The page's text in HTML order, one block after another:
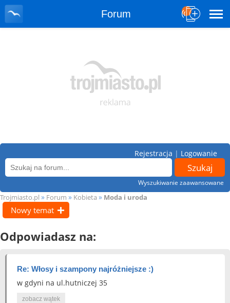
Forum
Wyszukiwanie zaawansowane
Rejestracja | Logowanie
Trojmiasto.pl » Forum » Kobieta » Moda i uroda
Nowy temat
Odpowiadasz na:
Re: Włosy i szampony najróżniejsze :)
w gdyni na ul.hutniczej 35
zobacz wątek